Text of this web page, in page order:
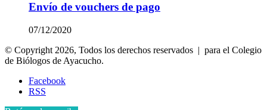
Envío de vouchers de pago
07/12/2020
© Copyright 2026, Todos los derechos reservados | para el Colegio
de Biólogos de Ayacucho.
Facebook
RSS